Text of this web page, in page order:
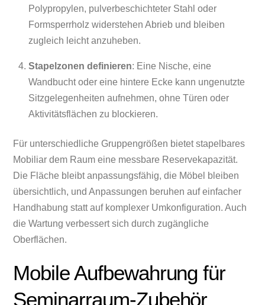
Polypropylen, pulverbeschichteter Stahl oder
Formsperrholz widerstehen Abrieb und bleiben
zugleich leicht anzuheben.
Stapelzonen definieren: Eine Nische, eine
Wandbucht oder eine hintere Ecke kann ungenutzte
Sitzgelegenheiten aufnehmen, ohne Türen oder
Aktivitätsflächen zu blockieren.
Für unterschiedliche Gruppengrößen bietet stapelbares
Mobiliar dem Raum eine messbare Reservekapazität.
Die Fläche bleibt anpassungsfähig, die Möbel bleiben
übersichtlich, und Anpassungen beruhen auf einfacher
Handhabung statt auf komplexer Umkonfiguration. Auch
die Wartung verbessert sich durch zugängliche
Oberflächen.
Mobile Aufbewahrung für
Seminarraum-Zubehör